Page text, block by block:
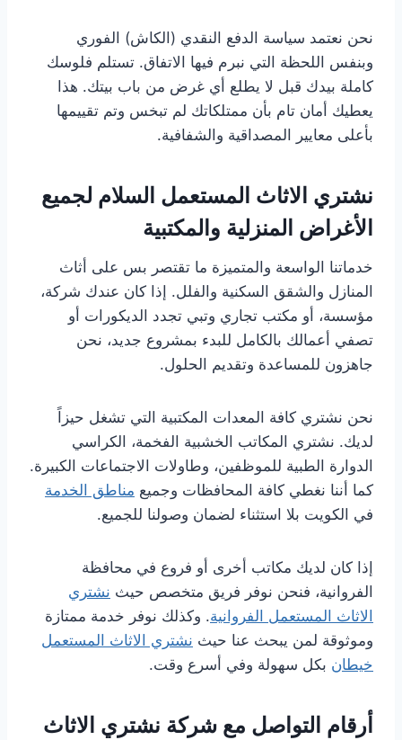
نحن نعتمد سياسة الدفع النقدي (الكاش) الفوري
وبنفس اللحظة التي نبرم فيها الاتفاق. تستلم فلوسك
كاملة بيدك قبل لا يطلع أي غرض من باب بيتك. هذا
يعطيك أمان تام بأن ممتلكاتك لم تبخس وتم تقييمها
بأعلى معايير المصداقية والشفافية.
نشتري الاثاث المستعمل السلام لجميع
الأغراض المنزلية والمكتبية
خدماتنا الواسعة والمتميزة ما تقتصر بس على أثاث
المنازل والشقق السكنية والفلل. إذا كان عندك شركة،
مؤسسة، أو مكتب تجاري وتبي تجدد الديكورات أو
تصفي أعمالك بالكامل للبدء بمشروع جديد، نحن
جاهزون للمساعدة وتقديم الحلول.
نحن نشتري كافة المعدات المكتبية التي تشغل حيزاً
لديك. نشتري المكاتب الخشبية الفخمة، الكراسي
الدوارة الطبية للموظفين، وطاولات الاجتماعات الكبيرة.
كما أننا نغطي كافة المحافظات وجميع مناطق الخدمة
في الكويت بلا استثناء لضمان وصولنا للجميع.
إذا كان لديك مكاتب أخرى أو فروع في محافظة
الفروانية، فنحن نوفر فريق متخصص حيث نشتري
الاثاث المستعمل الفروانية. وكذلك نوفر خدمة ممتازة
وموثوقة لمن يبحث عنا حيث نشتري الاثاث المستعمل
خيطان بكل سهولة وفي أسرع وقت.
أرقام التواصل مع شركة نشتري الاثاث